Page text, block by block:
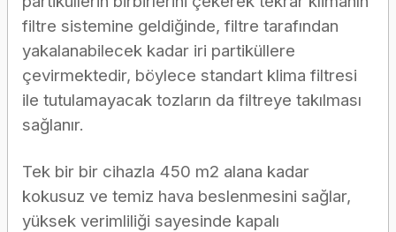
filtre sistemine geldiğinde, filtre tarafından
yakalanabilecek kadar iri partiküllere
çevirmektedir, böylece standart klima filtresi
ile tutulamayacak tozların da filtreye takılması
sağlanır.
Tek bir bir cihazla 450 m2 alana kadar
kokusuz ve temiz hava beslenmesini sağlar,
yüksek verimliliği sayesinde kapalı